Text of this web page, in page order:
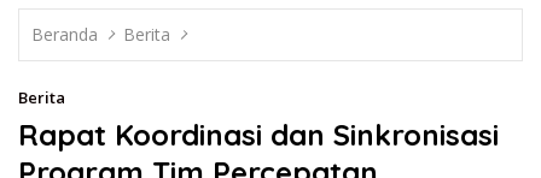
Beranda Berita
Berita
Rapat Koordinasi dan Sinkronisasi